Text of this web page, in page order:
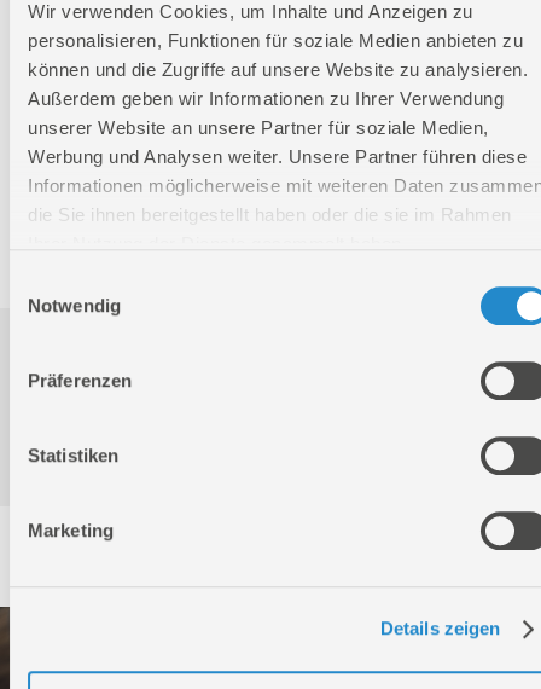
Wir verwenden Cookies, um Inhalte und Anzeigen zu
personalisieren, Funktionen für soziale Medien anbieten zu
können und die Zugriffe auf unsere Website zu analysieren.
Außerdem geben wir Informationen zu Ihrer Verwendung
unserer Website an unsere Partner für soziale Medien,
Werbung und Analysen weiter. Unsere Partner führen diese
Informationen möglicherweise mit weiteren Daten
die Sie ihnen bereitgestellt haben oder die sie im Rahmen
Notwendig
Präferenzen
Statistiken
Marketing
Details zeigen
Breite
25 mm
Höhe
Nettogewicht:
0,384 kg
Bruttogewicht:
0,4 kg
Produktinformation